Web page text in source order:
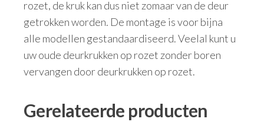
rozet, de kruk kan dus niet zomaar van de deur
getrokken worden. De montage is voor bijna
alle modellen gestandaardiseerd. Veelal kunt u
uw oude deurkrukken op rozet zonder boren
vervangen door deurkrukken op rozet.
Gerelateerde producten